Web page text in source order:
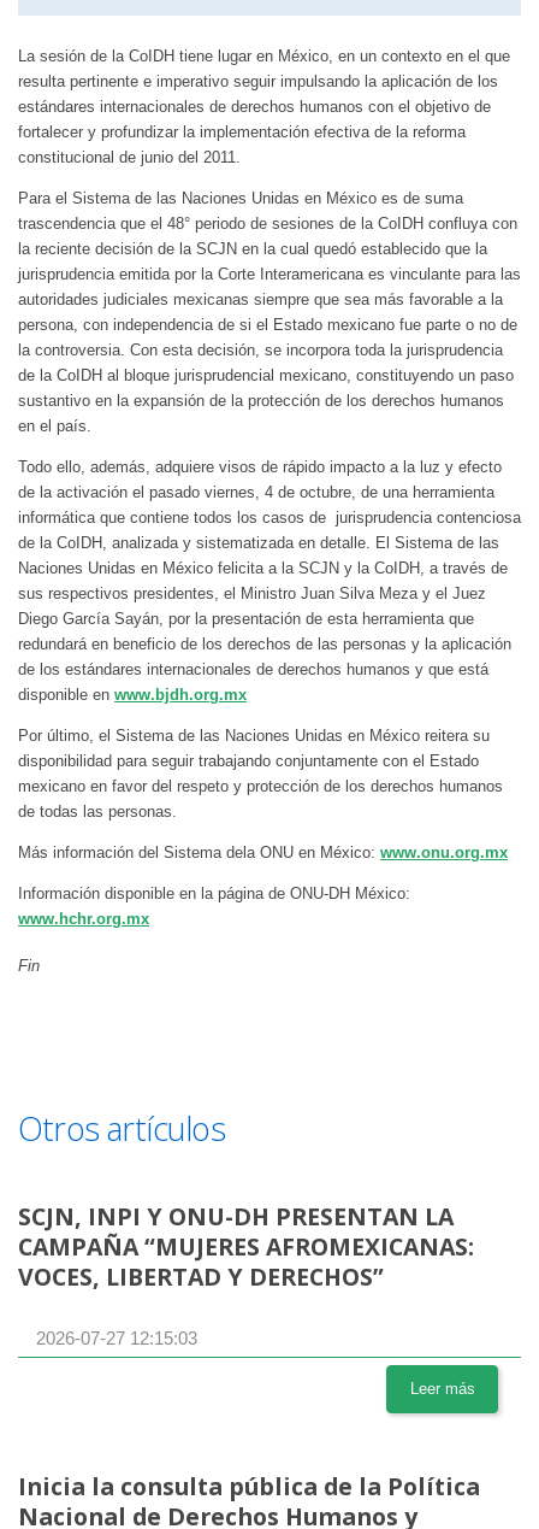
La sesión de la CoIDH tiene lugar en México, en un contexto en el que
resulta pertinente e imperativo seguir impulsando la aplicación de los
estándares internacionales de derechos humanos con el objetivo de
fortalecer y profundizar la implementación efectiva de la reforma
constitucional de junio del 2011.
Para el Sistema de las Naciones Unidas en México es de suma
trascendencia que el 48° periodo de sesiones de la CoIDH confluya con
la reciente decisión de la SCJN en la cual quedó establecido que la
jurisprudencia emitida por la Corte Interamericana es vinculante para las
autoridades judiciales mexicanas siempre que sea más favorable a la
persona, con independencia de si el Estado mexicano fue parte o no de
la controversia. Con esta decisión, se incorpora toda la jurisprudencia
de la CoIDH al bloque jurisprudencial mexicano, constituyendo un paso
sustantivo en la expansión de la protección de los derechos humanos
en el país.
Todo ello, además, adquiere visos de rápido impacto a la luz y efecto
de la activación el pasado viernes, 4 de octubre, de una herramienta
informática que contiene todos los casos de jurisprudencia contenciosa
de la CoIDH, analizada y sistematizada en detalle. El Sistema de las
Naciones Unidas en México felicita a la SCJN y la CoIDH, a través de
sus respectivos presidentes, el Ministro Juan Silva Meza y el Juez
Diego García Sayán, por la presentación de esta herramienta que
redundará en beneficio de los derechos de las personas y la aplicación
de los estándares internacionales de derechos humanos y que está
disponible en www.bjdh.org.mx
Por último, el Sistema de las Naciones Unidas en México reitera su
disponibilidad para seguir trabajando conjuntamente con el Estado
mexicano en favor del respeto y protección de los derechos humanos
de todas las personas.
Más información del Sistema dela ONU en México: www.onu.org.mx
Información disponible en la página de ONU-DH México:
www.hchr.org.mx
Fin
Otros artículos
SCJN, INPI Y ONU-DH PRESENTAN LA
CAMPAÑA “MUJERES AFROMEXICANAS:
VOCES, LIBERTAD Y DERECHOS”
2026-07-27 12:15:03
Leer más
Inicia la consulta pública de la Política
Nacional de Derechos Humanos y